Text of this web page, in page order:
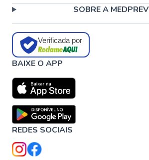
SOBRE A MEDPREV
Verificada por
BAIXE O APP
REDES SOCIAIS